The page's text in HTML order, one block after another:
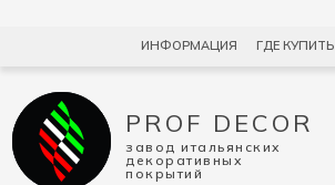
ИНФОРМАЦИЯ ГДЕ КУПИТЬ
завод итальянских
декоративных
покрытий
PROF DECOR